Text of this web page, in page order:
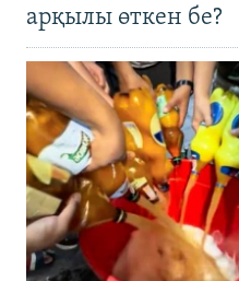
арқылы өткен бе?